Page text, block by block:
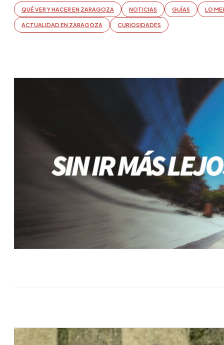
QUÉ VER Y HACER EN ZARAGOZA NOTICIAS GUÍAS LO
ACTUALIDAD EN ZARAGOZA CURIOSIDADES